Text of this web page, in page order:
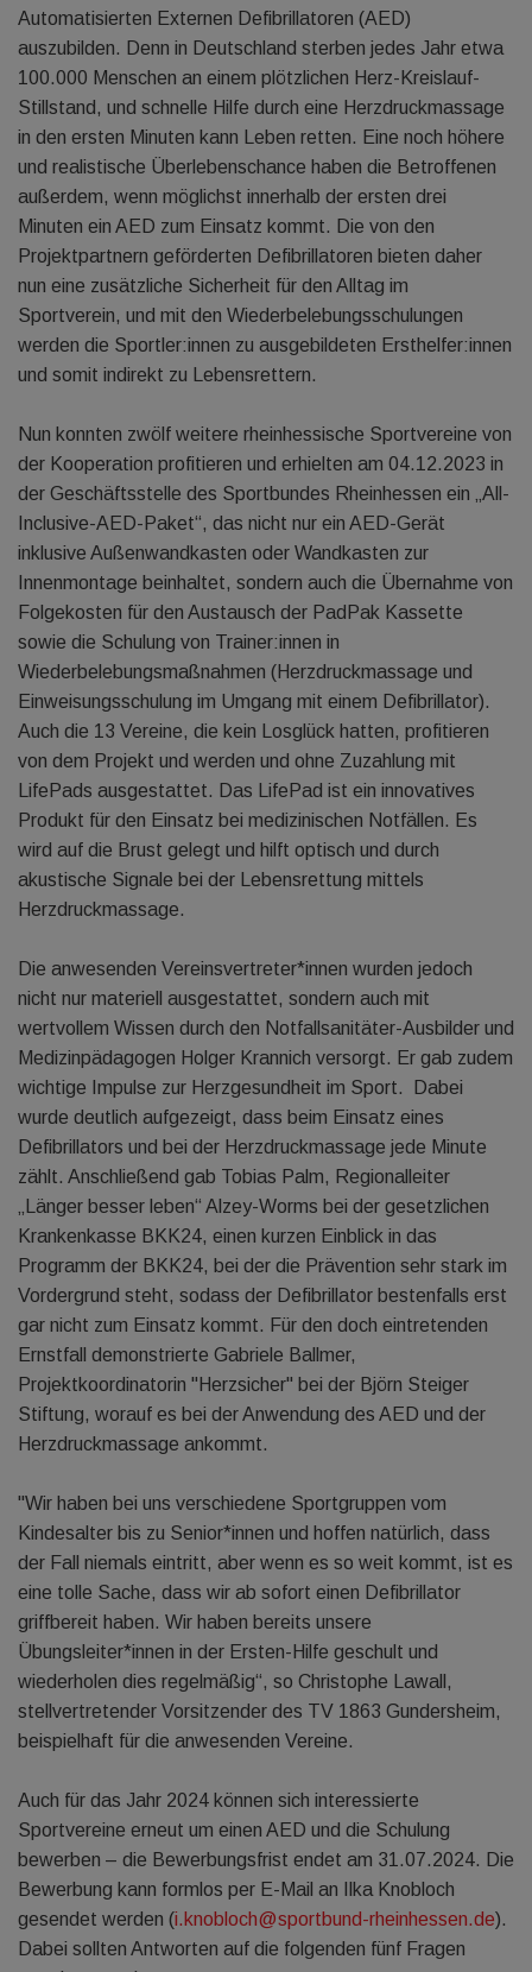
Automatisierten Externen Defibrillatoren (AED)
auszubilden. Denn in Deutschland sterben jedes Jahr etwa
100.000 Menschen an einem plötzlichen Herz-Kreislauf-
Stillstand, und schnelle Hilfe durch eine Herzdruckmassage
in den ersten Minuten kann Leben retten. Eine noch höhere
und realistische Überlebenschance haben die Betroffenen
außerdem, wenn möglichst innerhalb der ersten drei
Minuten ein AED zum Einsatz kommt. Die von den
Projektpartnern geförderten Defibrillatoren bieten daher
nun eine zusätzliche Sicherheit für den Alltag im
Sportverein, und mit den Wiederbelebungsschulungen
werden die Sportler:innen zu ausgebildeten Ersthelfer:innen
und somit indirekt zu Lebensrettern.
Nun konnten zwölf weitere rheinhessische Sportvereine von
der Kooperation profitieren und erhielten am 04.12.2023 in
der Geschäftsstelle des Sportbundes Rheinhessen ein „All-
Inclusive-AED-Paket“, das nicht nur ein AED-Gerät
inklusive Außenwandkasten oder Wandkasten zur
Innenmontage beinhaltet, sondern auch die Übernahme von
Folgekosten für den Austausch der PadPak Kassette
sowie die Schulung von Trainer:innen in
Wiederbelebungsmaßnahmen (Herzdruckmassage und
Einweisungsschulung im Umgang mit einem Defibrillator).
Auch die 13 Vereine, die kein Losglück hatten, profitieren
von dem Projekt und werden und ohne Zuzahlung mit
LifePads ausgestattet. Das LifePad ist ein innovatives
Produkt für den Einsatz bei medizinischen Notfällen. Es
wird auf die Brust gelegt und hilft optisch und durch
akustische Signale bei der Lebensrettung mittels
Herzdruckmassage.
Die anwesenden Vereinsvertreter*innen wurden jedoch
nicht nur materiell ausgestattet, sondern auch mit
wertvollem Wissen durch den Notfallsanitäter-Ausbilder und
Medizinpädagogen Holger Krannich versorgt. Er gab zudem
wichtige Impulse zur Herzgesundheit im Sport. Dabei
wurde deutlich aufgezeigt, dass beim Einsatz eines
Defibrillators und bei der Herzdruckmassage jede Minute
zählt. Anschließend gab Tobias Palm, Regionalleiter
„Länger besser leben“ Alzey-Worms bei der gesetzlichen
Krankenkasse BKK24, einen kurzen Einblick in das
Programm der BKK24, bei der die Prävention sehr stark im
Vordergrund steht, sodass der Defibrillator bestenfalls erst
gar nicht zum Einsatz kommt. Für den doch eintretenden
Ernstfall demonstrierte Gabriele Ballmer,
Projektkoordinatorin "Herzsicher" bei der Björn Steiger
Stiftung, worauf es bei der Anwendung des AED und der
Herzdruckmassage ankommt.
"Wir haben bei uns verschiedene Sportgruppen vom
Kindesalter bis zu Senior*innen und hoffen natürlich, dass
der Fall niemals eintritt, aber wenn es so weit kommt, ist es
eine tolle Sache, dass wir ab sofort einen Defibrillator
griffbereit haben. Wir haben bereits unsere
Übungsleiter*innen in der Ersten-Hilfe geschult und
wiederholen dies regelmäßig“, so Christophe Lawall,
stellvertretender Vorsitzender des TV 1863 Gundersheim,
beispielhaft für die anwesenden Vereine.
Auch für das Jahr 2024 können sich interessierte
Sportvereine erneut um einen AED und die Schulung
bewerben – die Bewerbungsfrist endet am 31.07.2024. Die
Bewerbung kann formlos per E-Mail an Ilka Knobloch
gesendet werden (i.knobloch@sportbund-rheinhessen.de).
Dabei sollten Antworten auf die folgenden fünf Fragen